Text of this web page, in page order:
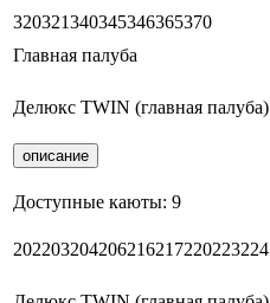
320321340345346365370
Главная палуба
Делюкс TWIN (главная палуба)
описание
Доступные каюты: 9
202203204206216217220223224